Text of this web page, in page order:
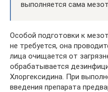
выполняется сама
Особой подготовки к
не требуется, она
лица очищается от
обрабатывается
Хлоргексидина. При
введения препарата